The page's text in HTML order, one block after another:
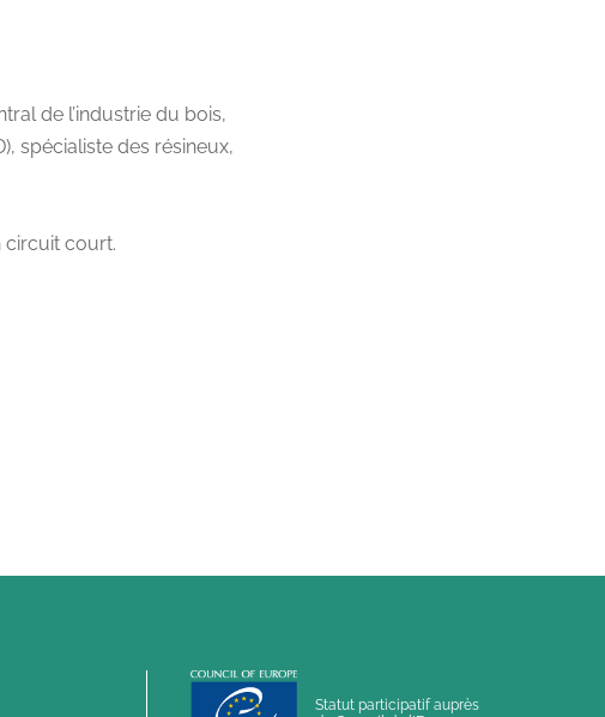
de l’industrie du bois,
spécialiste des résineux,
circuit court.
Statut participatif auprès